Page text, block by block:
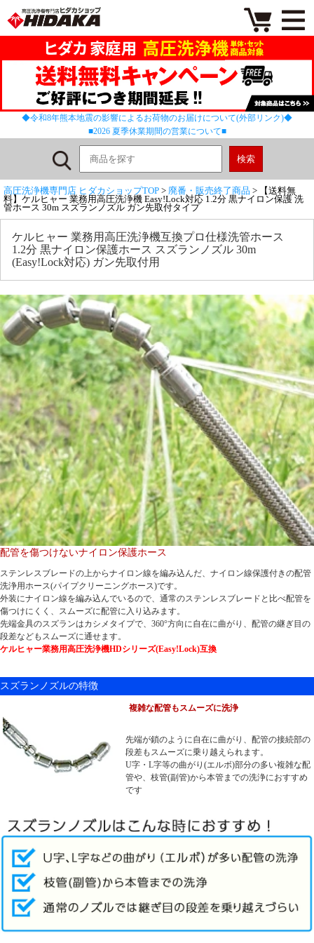
◆令和8年熊本地震の影響によるお荷物のお届けについて(外部リンク)◆
■2026 夏季休業期間の営業について■
高圧洗浄機専門店 ヒダカショップTOP > 廃番・販売終了商品 > 【送料無
料】ケルヒャー 業務用高圧洗浄機 Easy!Lock対応 1.2分 黒ナイロン保護 洗
管ホース 30m スズランノズル ガン先取付タイプ
ケルヒャー 業務用高圧洗浄機互換プロ仕様洗管ホース
1.2分 黒ナイロン保護ホース スズランノズル 30m
(Easy!Lock対応) ガン先取付用
配管を傷つけないナイロン保護ホース
ステンレスブレードの上からナイロン線を編み込んだ、ナイロン線保護付きの配管
洗浄用ホース(パイプクリーニングホース)です。
外装にナイロン線を編み込んでいるので、通常のステンレスブレードと比べ配管を
傷つけにくく、スムーズに配管に入り込みます。
先端金具のスズランはカシメタイプで、360°方向に自在に曲がり、配管の継ぎ目の
段差などもスムーズに通せます。
ケルヒャー業務用高圧洗浄機HDシリーズ(Easy!Lock)互換
スズランノズルの特徴
複雑な配管もスムーズに洗浄
先端が鎖のように自在に曲がり、配管の接続部の
段差もスムーズに乗り越えられます。
U字・L字等の曲がり(エルボ)部分の多い複雑な配
管や、枝管(副管)から本管までの洗浄におすすめ
です